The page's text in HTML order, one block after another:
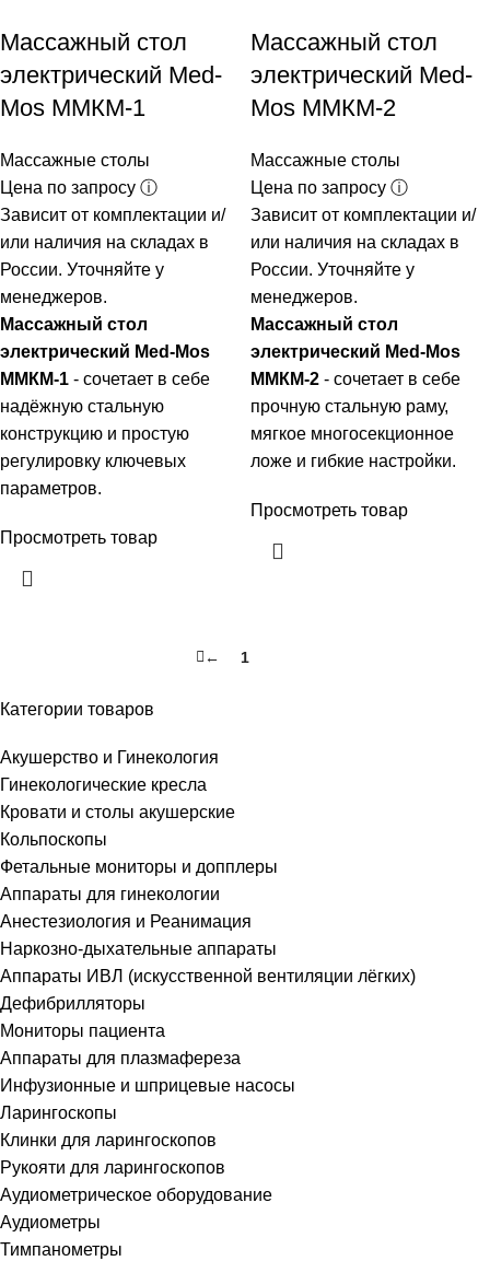
Категории товаров
Акушерство и Гинекология
Гинекологические кресла
Кровати и столы акушерские
Кольпоскопы
Фетальные мониторы и допплеры
Аппараты для гинекологии
Анестезиология и Реанимация
Наркозно-дыхательные аппараты
Аппараты ИВЛ (искусственной вентиляции лёгких)
Дефибрилляторы
Мониторы пациента
Аппараты для плазмафереза
Инфузионные и шприцевые насосы
Ларингоскопы
Клинки для ларингоскопов
Рукояти для ларингоскопов
Аудиометрическое оборудование
Аудиометры
Тимпанометры
Массажный стол
электрический Med-
Mos ММКМ-1
Массажные столы
Цена по запросу ⓘ
Зависит от комплектации и/
или наличия на складах в
России. Уточняйте у
менеджеров.
Массажный стол
электрический Med-Mos
ММКМ-1 - сочетает в себе
надёжную стальную
конструкцию и простую
регулировку ключевых
параметров.
Просмотреть товар
Массажный стол
электрический Med-
Mos ММКМ-2
Массажные столы
Цена по запросу ⓘ
Зависит от комплектации и/
или наличия на складах в
России. Уточняйте у
менеджеров.
Массажный стол
электрический Med-Mos
ММКМ-2 - сочетает в себе
прочную стальную раму,
мягкое многосекционное
ложе и гибкие настройки.
Просмотреть товар
← 1